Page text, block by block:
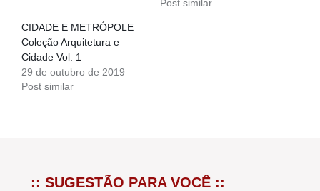
Post similar
CIDADE E METRÓPOLE
Coleção Arquitetura e
Cidade Vol. 1
29 de outubro de 2019
Post similar
:: SUGESTÃO PARA VOCÊ ::